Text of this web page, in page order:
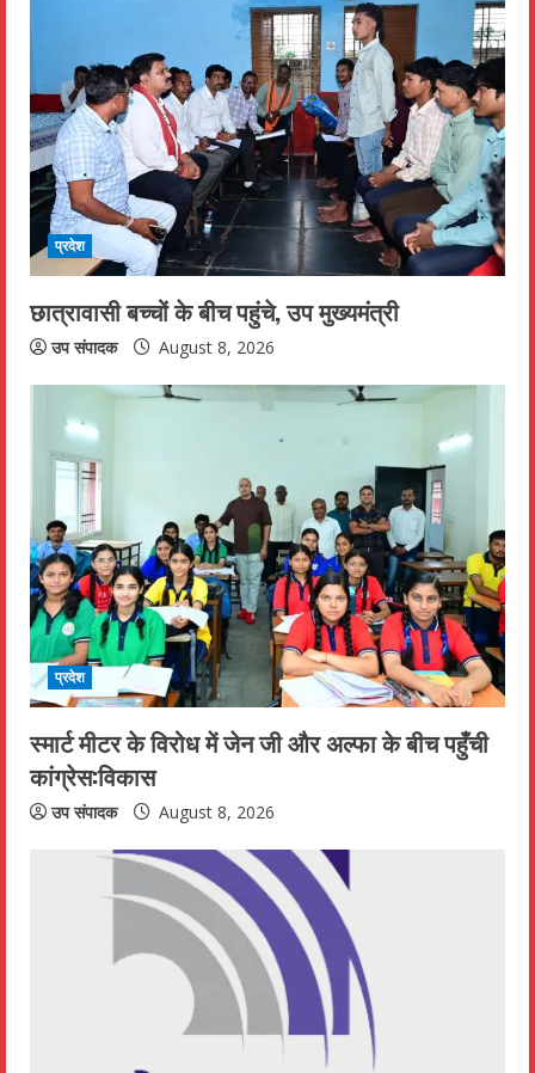
R
e
a
d
i
n
g
प्रदेश
छात्रावासी बच्चों के बीच पहुंचे, उप मुख्यमंत्री
उप संपादक August 8, 2026
प्रदेश
स्मार्ट मीटर के विरोध में जेन जी और अल्फा के बीच पहुँची
कांग्रेस:विकास
उप संपादक August 8, 2026